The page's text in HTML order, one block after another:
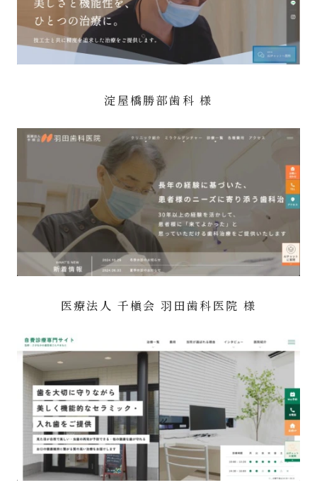
淀屋橋勝部歯科 様
医療法人 千槇会 羽田歯科医院 様